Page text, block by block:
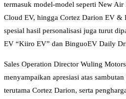
termasuk model-model seperti New
Cloud EV, hingga Cortez Darion EV &
spesial hasil personalisasi juga turut
EV “Kiiro EV” dan BinguoEV Daily
Sales Operation Director Wuling
menyampaikan apresiasi atas
terutama Cortez Darion, serta